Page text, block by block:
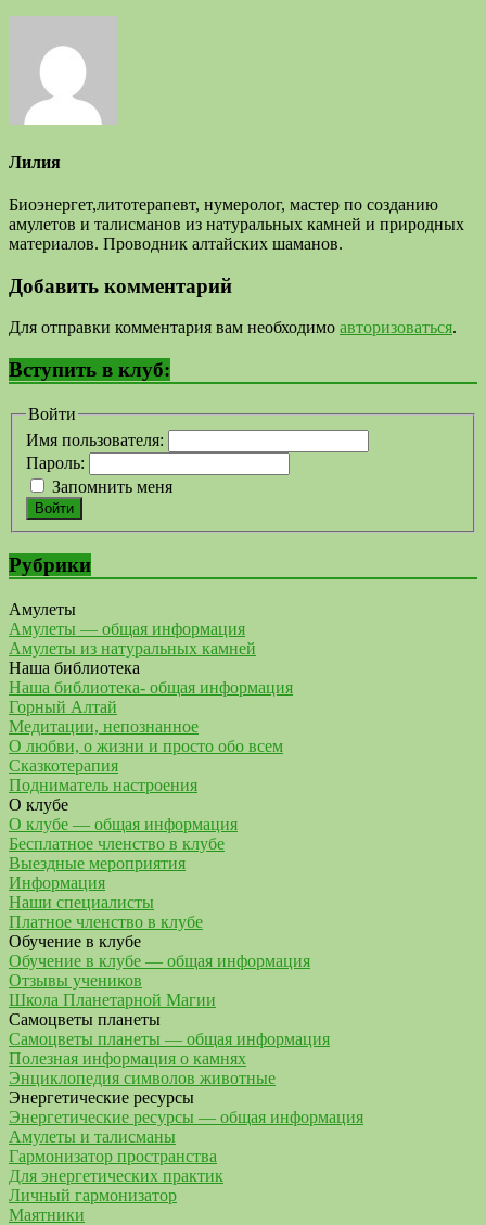
Лилия
Биоэнергет,литотерапевт, нумеролог, мастер по созданию
амулетов и талисманов из натуральных камней и природных
материалов. Проводник алтайских шаманов.
Добавить комментарий
Для отправки комментария вам необходимо авторизоваться.
Вступить в клуб:
Войти
Имя пользователя:
Пароль:
Запомнить меня
Войти
Рубрики
Амулеты
Амулеты — общая информация
Амулеты из натуральных камней
Наша библиотека
Наша библиотека- общая информация
Горный Алтай
Медитации, непознанное
О любви, о жизни и просто обо всем
Сказкотерапия
Подниматель настроения
О клубе
О клубе — общая информация
Бесплатное членство в клубе
Выездные мероприятия
Информация
Наши специалисты
Платное членство в клубе
Обучение в клубе
Обучение в клубе — общая информация
Отзывы учеников
Школа Планетарной Магии
Самоцветы планеты
Самоцветы планеты — общая информация
Полезная информация о камнях
Энциклопедия символов животные
Энергетические ресурсы
Энергетические ресурсы — общая информация
Амулеты и талисманы
Гармонизатор пространства
Для энергетических практик
Личный гармонизатор
Маятники